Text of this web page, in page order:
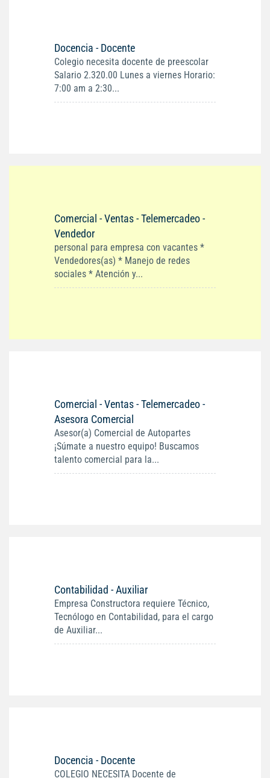
Docencia - Docente
Colegio necesita docente de preescolar
Salario 2.320.00 Lunes a viernes Horario:
7:00 am a 2:30...
Comercial - Ventas - Telemercadeo -
Vendedor
personal para empresa con vacantes *
Vendedores(as) * Manejo de redes
sociales * Atención y...
Comercial - Ventas - Telemercadeo -
Asesora Comercial
Asesor(a) Comercial de Autopartes
¡Súmate a nuestro equipo! Buscamos
talento comercial para la...
Contabilidad - Auxiliar
Empresa Constructora requiere Técnico,
Tecnólogo en Contabilidad, para el cargo
de Auxiliar...
Docencia - Docente
COLEGIO NECESITA Docente de